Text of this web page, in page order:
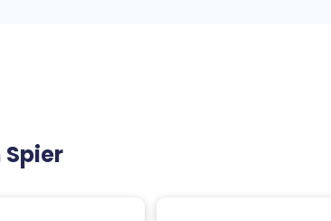
Spier